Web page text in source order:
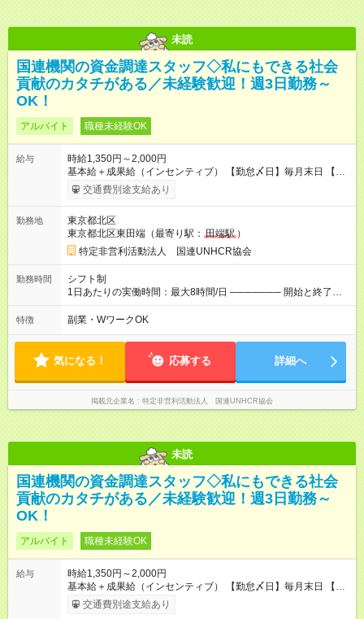
未読
国連機関の資金調達スタッフ◇私にもできる社会
貢献のカタチがある／未経験歓迎！週3日勤務～
OK！
アルバイト 職種未経験OK
給与
時給1,350円～2,000円
基本給＋成果給（インセンティブ） 【勤怠〆日】毎月末日 【給
与支払】翌月15日 下記はモデルの月収例です。詳細は面接でご
案内します。 ────── モデル月収 ────── 【週3日／月12日
万(時給1400円～) 【週4日／月16日勤務の場合】 1年目:月収
20.5万(時給1350円～) 2年目:月収25.6万(時給1400円～) 【週5日
／月22日勤務の場合】 1年目:月収28.1万(時給1350円～) 2年目:
月収35.0万(時給1400円～) ※上記は1日8時間換算、成果給を加
算した目安金額です ◇時間外手当 ◇通勤手当 ◇健康管理補助 ◇
インフルエンザ予防接種補助 ◇成果給（個人業績／月毎）​ ◇チ
次昇給制度 ◇昇格制度 【試用期間】試用期間あり 試用期間の長
さ：1ヶ月 雇用形態、給与は本採用時と同じです。 初回は1か月
契約でトライアル期間（給与・待遇に差異なし）
交通費別途支給あり
勤務地
東京都北区
東京都北区東田端（最寄り駅： 田端駅 ）
特定非営利活動法人 国連UNHCR協会
勤務時間
シフト制
1日あたりの実働時間：最大8時間/日 ─────── 開始と終了時
間 ─────── 8:00～21:00の中でシフト制 ※実働8時間（休憩
60分） ※活動場所により開始・終了時間は変動 ─────── 選
や月水金日、火水金土日など フルタイムで取り組みたい方も、
Ｗワーク希望の方も歓迎◎
特徴 副業・WワークOK
気になる！ 応募する 詳細へ
掲載元企業名 特定非営利活動法人 国連UNHCR協会
未読
国連機関の資金調達スタッフ◇私にもできる社会
貢献のカタチがある／未経験歓迎！週3日勤務～
OK！
アルバイト 職種未経験OK
給与
時給1,350円～2,000円
基本給＋成果給（インセンティブ） 【勤怠〆日】毎月末日 【給
与支払】翌月15日 下記はモデルの月収例です。詳細は面接でご
案内します。 ────── モデル月収 ────── 【週3日／月12日
交通費別途支給あり